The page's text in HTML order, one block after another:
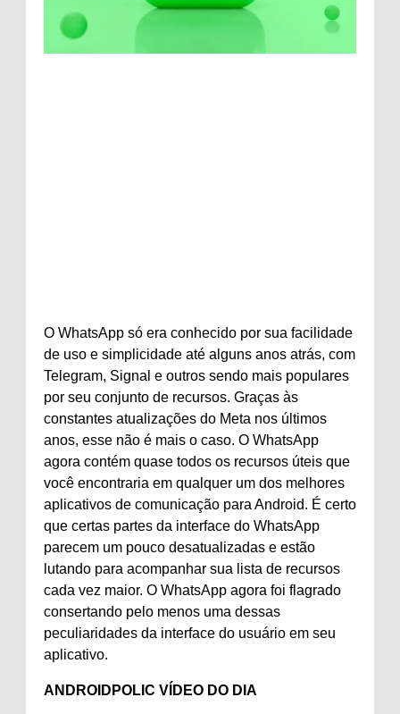
O WhatsApp só era conhecido por sua facilidade
de uso e simplicidade até alguns anos atrás, com
Telegram, Signal e outros sendo mais populares
por seu conjunto de recursos. Graças às
constantes atualizações do Meta nos últimos
anos, esse não é mais o caso. O WhatsApp
agora contém quase todos os recursos úteis que
você encontraria em qualquer um dos melhores
aplicativos de comunicação para Android. É certo
que certas partes da interface do WhatsApp
parecem um pouco desatualizadas e estão
lutando para acompanhar sua lista de recursos
cada vez maior. O WhatsApp agora foi flagrado
consertando pelo menos uma dessas
peculiaridades da interface do usuário em seu
aplicativo.
ANDROIDPOLIC VÍDEO DO DIA